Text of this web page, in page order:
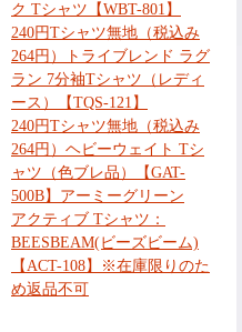
ク Tシャツ【WBT-801】
240円Tシャツ無地（税込み
264円）トライブレンド ラグ
ラン 7分袖Tシャツ（レディ
ース）【TQS-121】
240円Tシャツ無地（税込み
264円）ヘビーウェイト Tシ
ャツ（色ブレ品）【GAT-
500B】アーミーグリーン
アクティブ Tシャツ：
BEESBEAM(ビーズビーム)
【ACT-108】※在庫限りのた
め返品不可